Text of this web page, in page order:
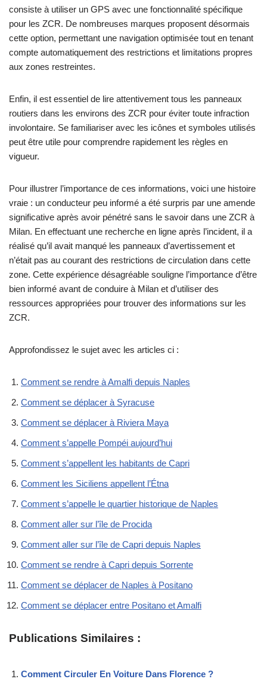
consiste à utiliser un GPS avec une fonctionnalité spécifique
pour les ZCR. De nombreuses marques proposent désormais
cette option, permettant une navigation optimisée tout en tenant
compte automatiquement des restrictions et limitations propres
aux zones restreintes.
Enfin, il est essentiel de lire attentivement tous les panneaux
routiers dans les environs des ZCR pour éviter toute infraction
involontaire. Se familiariser avec les icônes et symboles utilisés
peut être utile pour comprendre rapidement les règles en
vigueur.
Pour illustrer l’importance de ces informations, voici une histoire
vraie : un conducteur peu informé a été surpris par une amende
significative après avoir pénétré sans le savoir dans une ZCR à
Milan. En effectuant une recherche en ligne après l’incident, il a
réalisé qu’il avait manqué les panneaux d’avertissement et
n’était pas au courant des restrictions de circulation dans cette
zone. Cette expérience désagréable souligne l’importance d’être
bien informé avant de conduire à Milan et d’utiliser des
ressources appropriées pour trouver des informations sur les
ZCR.
Approfondissez le sujet avec les articles ci :
Comment se rendre à Amalfi depuis Naples
Comment se déplacer à Syracuse
Comment se déplacer à Riviera Maya
Comment s’appelle Pompéi aujourd’hui
Comment s’appellent les habitants de Capri
Comment les Siciliens appellent l’Étna
Comment s’appelle le quartier historique de Naples
Comment aller sur l’île de Procida
Comment aller sur l’île de Capri depuis Naples
Comment se rendre à Capri depuis Sorrente
Comment se déplacer de Naples à Positano
Comment se déplacer entre Positano et Amalfi
Publications Similaires :
Comment Circuler En Voiture Dans Florence ?